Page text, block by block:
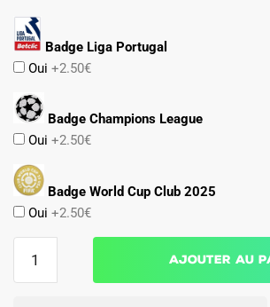
Badge Liga Portugal
Oui +2.50€
Badge Champions League
Oui +2.50€
Badge World Cup Club 2025
Oui +2.50€
Ajouter au